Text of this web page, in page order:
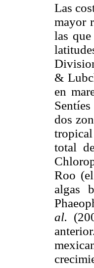
Las
mayor
las
&
en
dos
total
Roo
algas
al.